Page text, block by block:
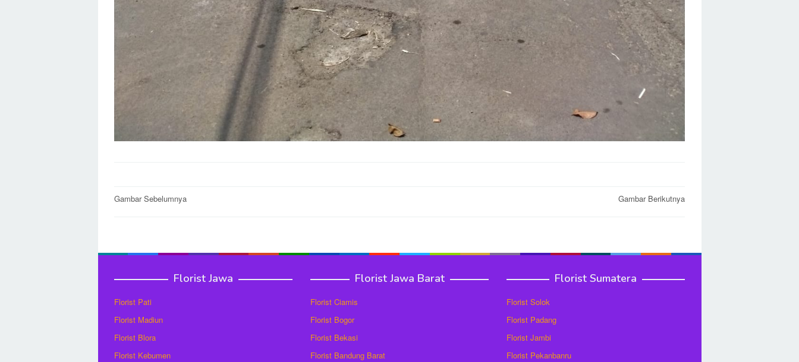
Post
Gambar Sebelumnya Gambar Berikutnya
Florist Jawa
Florist Pati
Florist Madiun
Florist Blora
Florist Kebumen
Florist Jawa Barat
Florist Ciamis
Florist Bogor
Florist Bekasi
Florist Bandung Barat
Florist Sumatera
Florist Solok
Florist Padang
Florist Jambi
Florist Pekanbanru